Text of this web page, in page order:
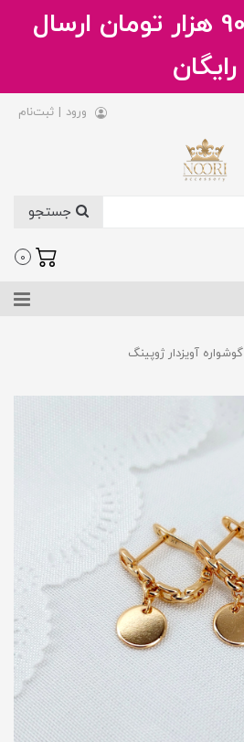
خرید بالای 900 هزار تومان ارسال
رایگان
ورود | ثبت‌نام
0
گوشواره آویزدار ژوپینگ